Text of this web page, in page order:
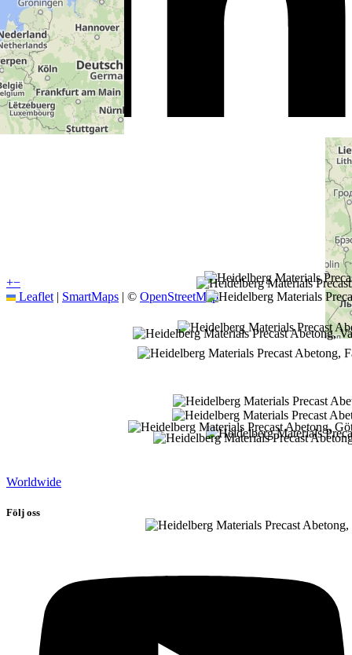
+−
Leaflet | SmartMaps | © OpenStreetMap
Worldwide
Följ oss